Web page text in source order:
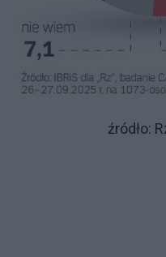
źródło: